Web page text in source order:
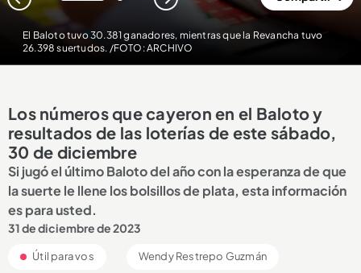
El Baloto tuvo 30.381 ganadores, mientras que la Revancha tuvo
26.398 suertudos. /FOTO: ARCHIVO
Los números que cayeron en el Baloto y
resultados de las loterías de este sábado,
30 de diciembre
Si jugó el último Baloto del año con la esperanza de que
la suerte le llene los bolsillos de plata, esta información
es para usted.
31 de diciembre de 2023
Útil para vos Wendy Restrepo Guzmán